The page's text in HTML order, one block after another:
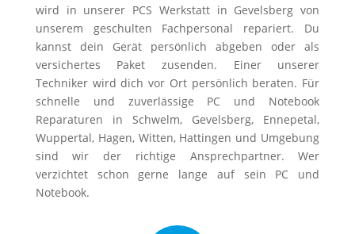
wird in unserer PCS Werkstatt in Gevelsberg von
unserem geschulten Fachpersonal repariert. Du
kannst dein Gerät persönlich abgeben oder als
versichertes Paket zusenden. Einer unserer
Techniker wird dich vor Ort persönlich beraten. Für
schnelle und zuverlässige PC und Notebook
Reparaturen in Schwelm, Gevelsberg, Ennepetal,
Wuppertal, Hagen, Witten, Hattingen und Umgebung
sind wir der richtige Ansprechpartner. Wer
verzichtet schon gerne lange auf sein PC und
Notebook.